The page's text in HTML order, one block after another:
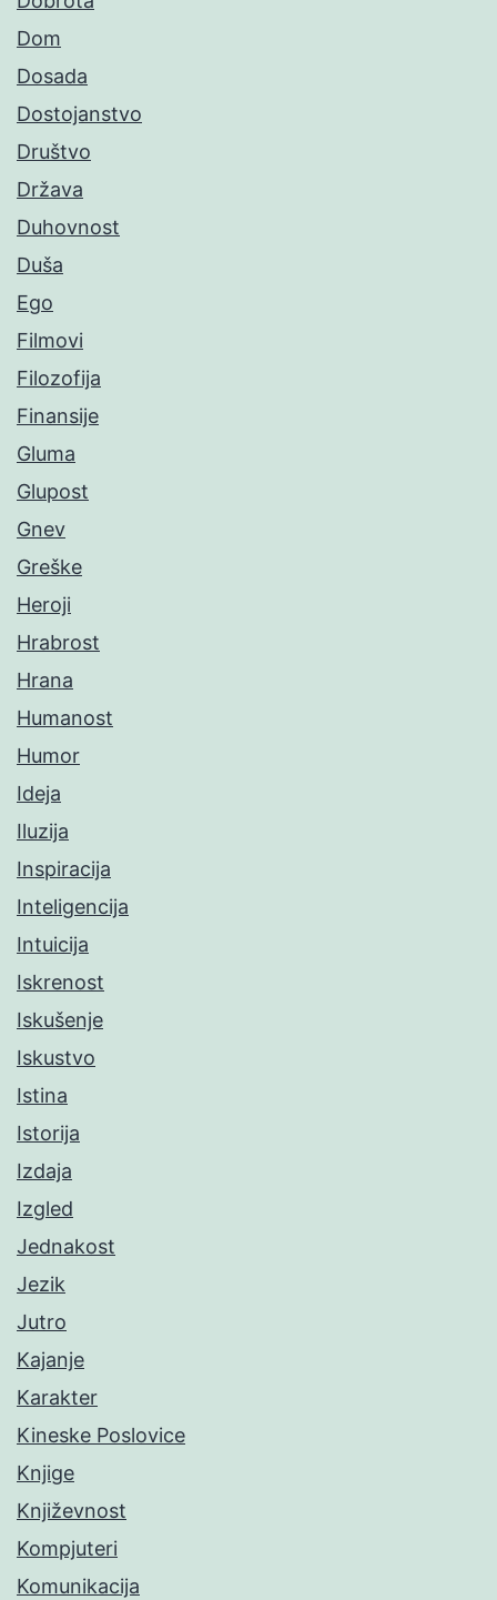
Dom
Dosada
Dostojanstvo
Društvo
Država
Duhovnost
Duša
Ego
Filmovi
Filozofija
Finansije
Gluma
Glupost
Gnev
Greške
Heroji
Hrabrost
Hrana
Humanost
Humor
Ideja
Iluzija
Inspiracija
Inteligencija
Intuicija
Iskrenost
Iskušenje
Iskustvo
Istina
Istorija
Izdaja
Izgled
Jednakost
Jezik
Jutro
Kajanje
Karakter
Kineske Poslovice
Knjige
Književnost
Kompjuteri
Komunikacija